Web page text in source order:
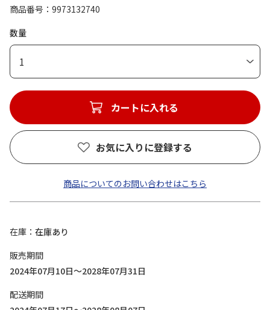
商品番号
9973132740
数量
1
カートに入れる
お気に入りに登録する
商品についてのお問い合わせはこちら
在庫
在庫あり
販売期間
2024年07月10日～2028年07月31日
配送期間